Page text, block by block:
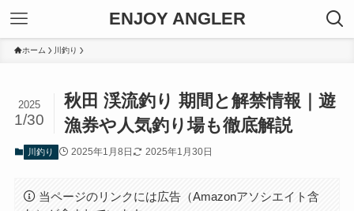
ENJOY ANGLER
ホーム 川釣り
秋田 渓流釣り 期間と解禁情報｜遊
漁券や人気釣り場も徹底解説
2025
1/30
川釣り 2025年1月8日 2025年1月30日
当ページのリンクには広告（Amazonアソシエイト含